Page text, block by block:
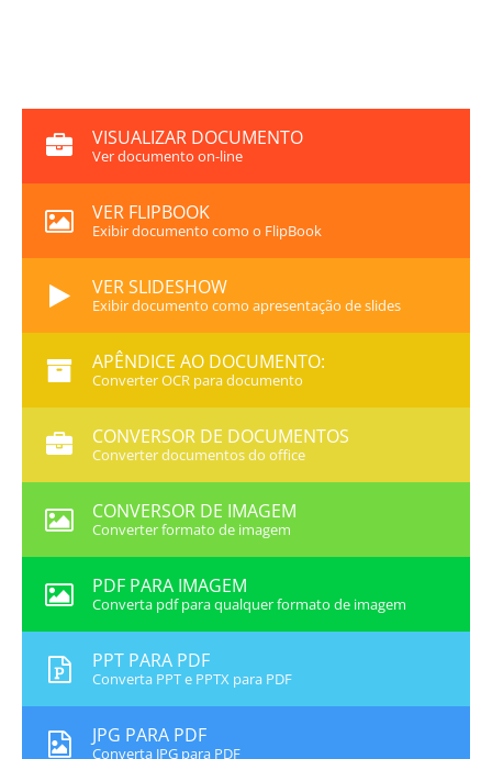
VISUALIZAR DOCUMENTO
Ver documento on-line
VER FLIPBOOK
Exibir documento como o FlipBook
VER SLIDESHOW
Exibir documento como apresentação de slides
APÊNDICE AO DOCUMENTO:
Converter OCR para documento
CONVERSOR DE DOCUMENTOS
Converter documentos do office
CONVERSOR DE IMAGEM
Converter formato de imagem
PDF PARA IMAGEM
Converta pdf para qualquer formato de imagem
PPT PARA PDF
Converta PPT e PPTX para PDF
JPG PARA PDF
Converta JPG para PDF